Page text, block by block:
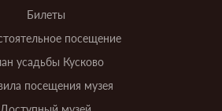
Билеты
посещение
усадьбы Кусково
посещения музея